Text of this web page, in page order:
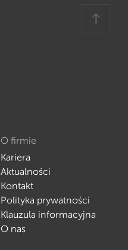
O firmie
Kariera
Aktualności
Kontakt
Polityka prywatności
Klauzula informacyjna
O nas